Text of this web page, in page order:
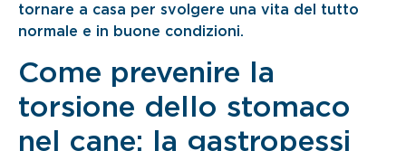
tornare a casa per svolgere una vita del tutto
normale e in buone condizioni.
Come prevenire la
torsione dello stomaco
nel cane: la gastropessi